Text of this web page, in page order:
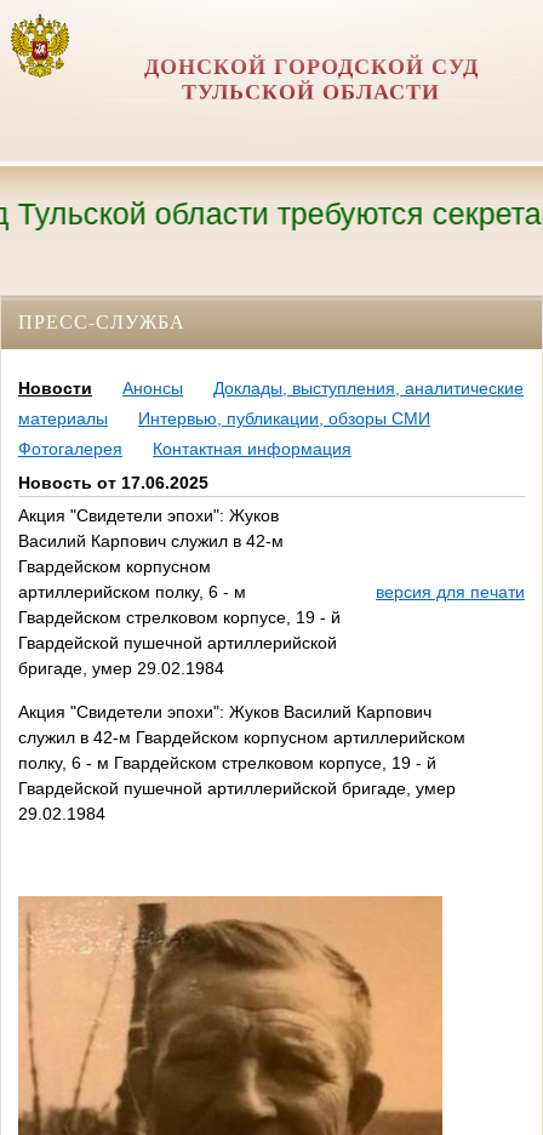
ДОНСКОЙ ГОРОДСКОЙ СУД
ТУЛЬСКОЙ ОБЛАСТИ
области требуются
ПРЕСС-СЛУЖБА
Новости Анонсы
Доклады, выступления, аналитические
материалы
Интервью, публикации, обзоры СМИ
Фотогалерея
Контактная информация
Новость от 17.06.2025
Акция "Свидетели эпохи": Жуков
Василий Карпович служил в 42-м
Гвардейском корпусном
артиллерийском полку, 6 - м
Гвардейском стрелковом корпусе, 19 - й
Гвардейской пушечной артиллерийской
бригаде, умер 29.02.1984
версия для печати
Акция "Свидетели эпохи": Жуков Василий Карпович
служил в 42-м Гвардейском корпусном артиллерийском
полку, 6 - м Гвардейском стрелковом корпусе, 19 - й
Гвардейской пушечной артиллерийской бригаде, умер
29.02.1984